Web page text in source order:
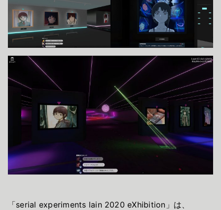
「serial experiments lain 2020 eXhibition」は、